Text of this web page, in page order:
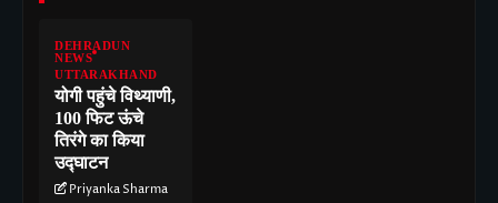
DEHRADUN
NEWS
UTTARAKHAND
योगी पहुंचे विथ्याणी,
100 फिट ऊंचे
तिरंगे का किया
उद्घाटन
Priyanka Sharma